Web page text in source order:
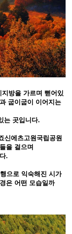
방을 가르며 뻗어있
굽이굽이 이어지는
는 곳입니다.
신에츠고원국립공원
을 걸으며
.
으로 익숙해진 시가
은 어떤 모습일까